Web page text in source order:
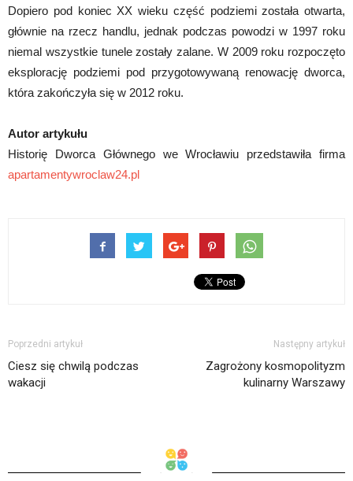
Dopiero pod koniec XX wieku część podziemi została otwarta,
głównie na rzecz handlu, jednak podczas powodzi w 1997 roku
niemal wszystkie tunele zostały zalane. W 2009 roku rozpoczęto
eksplorację podziemi pod przygotowywaną renowację dworca,
która zakończyła się w 2012 roku.
Autor artykułu
Historię Dworca Głównego we Wrocławiu przedstawiła firma
apartamentywroclaw24.pl
Poprzedni artykuł
Ciesz się chwilą podczas
wakacji
Następny artykuł
Zagrożony kosmopolityzm
kulinarny Warszawy